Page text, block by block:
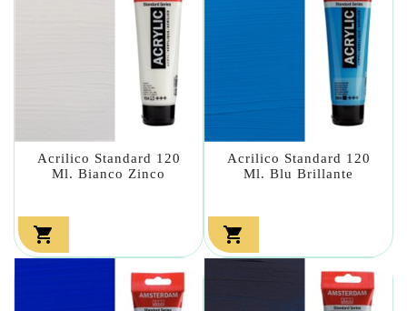
Acrilico Standard 120
Ml. Bianco Zinco

Acrilico Standard 120
Ml. Blu Brillante
